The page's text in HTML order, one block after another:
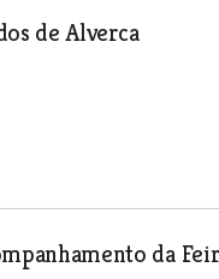
de Alverca
da